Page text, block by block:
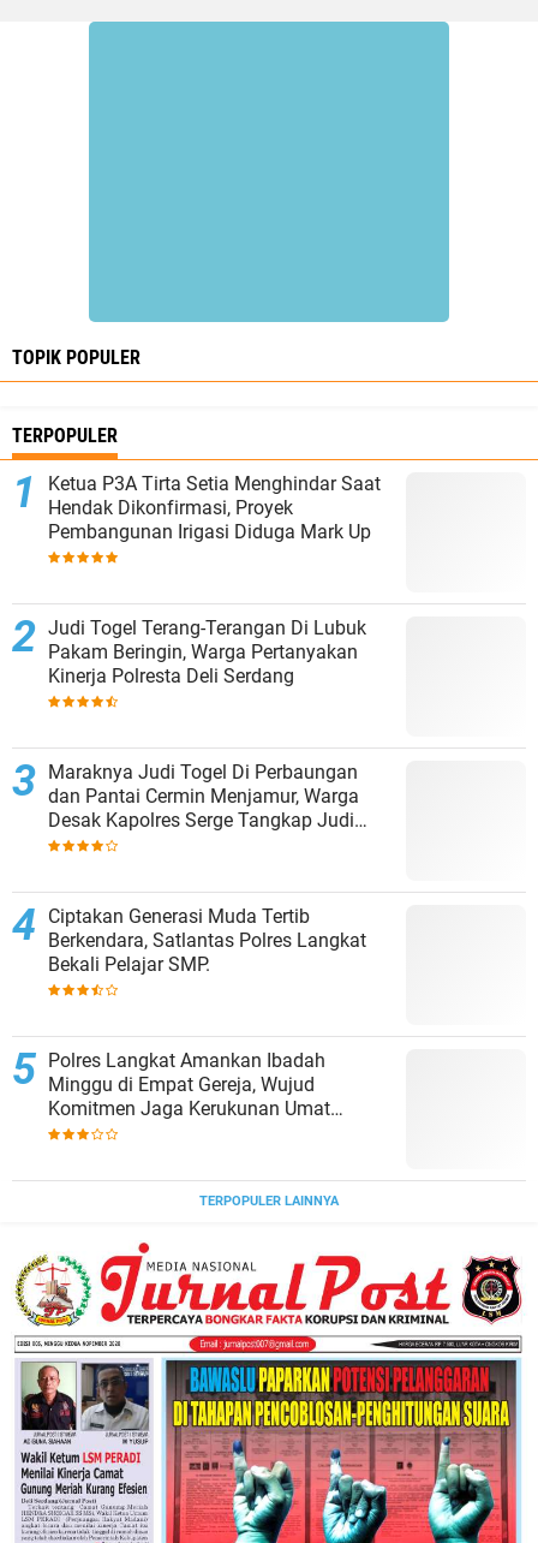
TOPIK POPULER
TERPOPULER
Ketua P3A Tirta Setia Menghindar Saat
Hendak Dikonfirmasi, Proyek
Pembangunan Irigasi Diduga Mark Up
Judi Togel Terang-Terangan Di Lubuk
Pakam Beringin, Warga Pertanyakan
Kinerja Polresta Deli Serdang
Maraknya Judi Togel Di Perbaungan
dan Pantai Cermin Menjamur, Warga
Desak Kapolres Serge Tangkap Judi
Togel
Ciptakan Generasi Muda Tertib
Berkendara, Satlantas Polres Langkat
Bekali Pelajar SMP.
Polres Langkat Amankan Ibadah
Minggu di Empat Gereja, Wujud
Komitmen Jaga Kerukunan Umat
Beragama.
TERPOPULER LAINNYA